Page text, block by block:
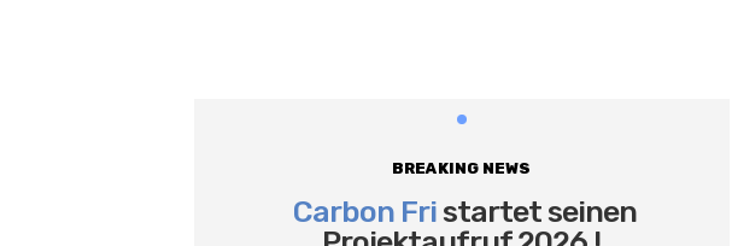
BREAKING NEWS
Carbon Fri startet seinen